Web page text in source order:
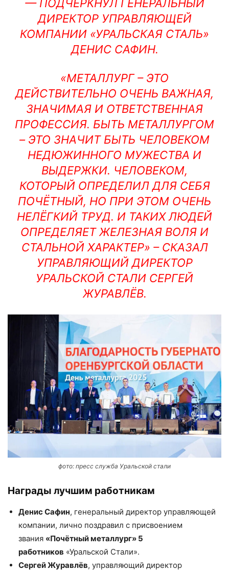
— ПОДЧЕРКНУЛ ГЕНЕРАЛЬНЫЙ
ДИРЕКТОР УПРАВЛЯЮЩЕЙ
КОМПАНИИ «УРАЛЬСКАЯ СТАЛЬ»
ДЕНИС САФИН.
«МЕТАЛЛУРГ – ЭТО
ДЕЙСТВИТЕЛЬНО ОЧЕНЬ ВАЖНАЯ,
ЗНАЧИМАЯ И ОТВЕТСТВЕННАЯ
ПРОФЕССИЯ. БЫТЬ МЕТАЛЛУРГОМ
– ЭТО ЗНАЧИТ БЫТЬ ЧЕЛОВЕКОМ
НЕДЮЖИННОГО МУЖЕСТВА И
ВЫДЕРЖКИ. ЧЕЛОВЕКОМ,
КОТОРЫЙ ОПРЕДЕЛИЛ ДЛЯ СЕБЯ
ПОЧЁТНЫЙ, НО ПРИ ЭТОМ ОЧЕНЬ
НЕЛЁГКИЙ ТРУД. И ТАКИХ ЛЮДЕЙ
ОПРЕДЕЛЯЕТ ЖЕЛЕЗНАЯ ВОЛЯ И
СТАЛЬНОЙ ХАРАКТЕР» – СКАЗАЛ
УПРАВЛЯЮЩИЙ ДИРЕКТОР
УРАЛЬСКОЙ СТАЛИ СЕРГЕЙ
ЖУРАВЛЁВ.
фото: пресс служба Уральской стали
Награды лучшим работникам
Денис Сафин, генеральный директор управляющей
компании, лично поздравил с присвоением
звания «Почётный металлург» 5
работников «Уральской Стали».
Сергей Журавлёв, управляющий директор